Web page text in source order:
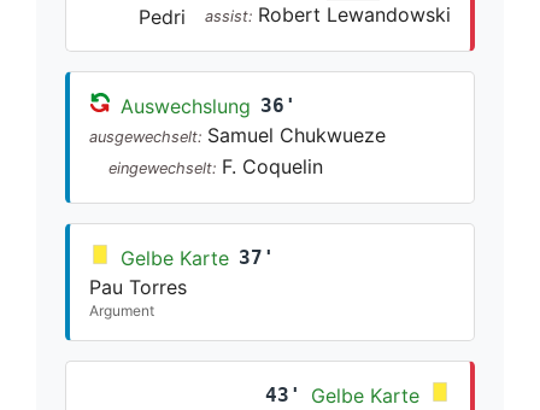
Pedri
assist: Robert Lewandowski
Auswechslung 36'
ausgewechselt: Samuel Chukwueze
eingewechselt: F. Coquelin
Gelbe Karte 37'
Pau Torres
Argument
43'
Gelbe Karte